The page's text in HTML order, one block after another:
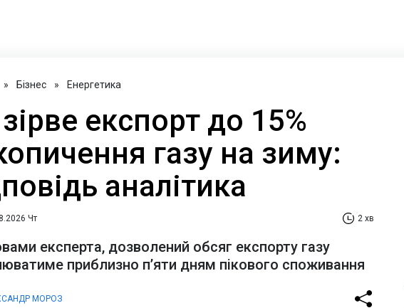
» Бізнес » Енергетика
експорт до 15%
газу на зиму:
аналітика
Чт 2 хв
експерта, дозволений обсяг експорту газу
приблизно п’яти дням пікового споживання
МОРОЗ